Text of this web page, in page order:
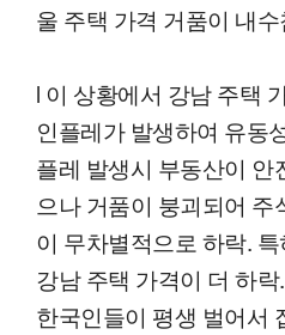
울 주택 가격 거품이 내
l 이 상황에서 강남 주택
인플레가 발생하여 유동
플레 발생시 부동산이 안
으나 거품이 붕괴되어 주
이 무차별적으로 하락.
강남 주택 가격이 더 하
한국인들이 평생 벌어서